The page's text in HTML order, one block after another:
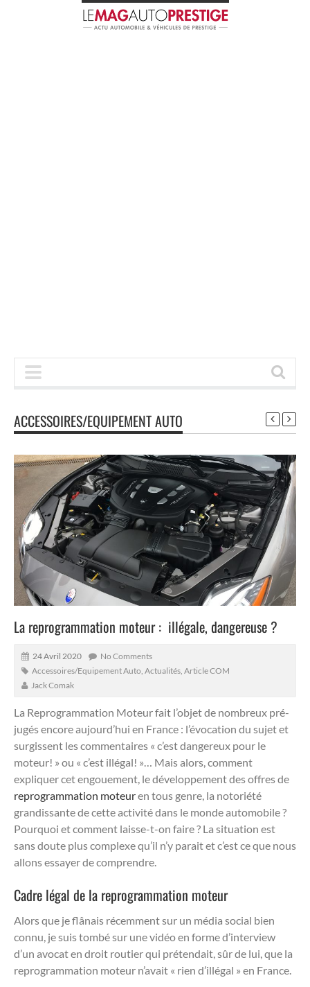
ACCESSOIRES/EQUIPEMENT AUTO
La reprogrammation moteur : illégale, dangereuse ?
24 Avril 2020
No Comments
Accessoires/Equipement Auto Actualités Article COM
Jack Comak
La Reprogrammation Moteur fait l’objet de nombreux pré-
jugés encore aujourd’hui en France : l’évocation du sujet et
surgissent les commentaires « c’est dangereux pour le
moteur! » ou « c’est illégal! »… Mais alors, comment
expliquer cet engouement, le développement des offres de
reprogrammation moteuren tous genre, la notoriété
grandissante de cette activité dans le monde automobile ?
Pourquoi et comment laisse-t-on faire ? La situation est
sans doute plus complexe qu’il n’y parait et c’est ce que nous
allons essayer de comprendre.
Cadre légal de la reprogrammation moteur
Alors que je flânais récemment sur un média social bien
connu, je suis tombé sur une vidéo en forme d’interview
d’un avocat en droit routier qui prétendait, sûr de lui, que la
reprogrammation moteur n’avait « rien d’illégal » en France.